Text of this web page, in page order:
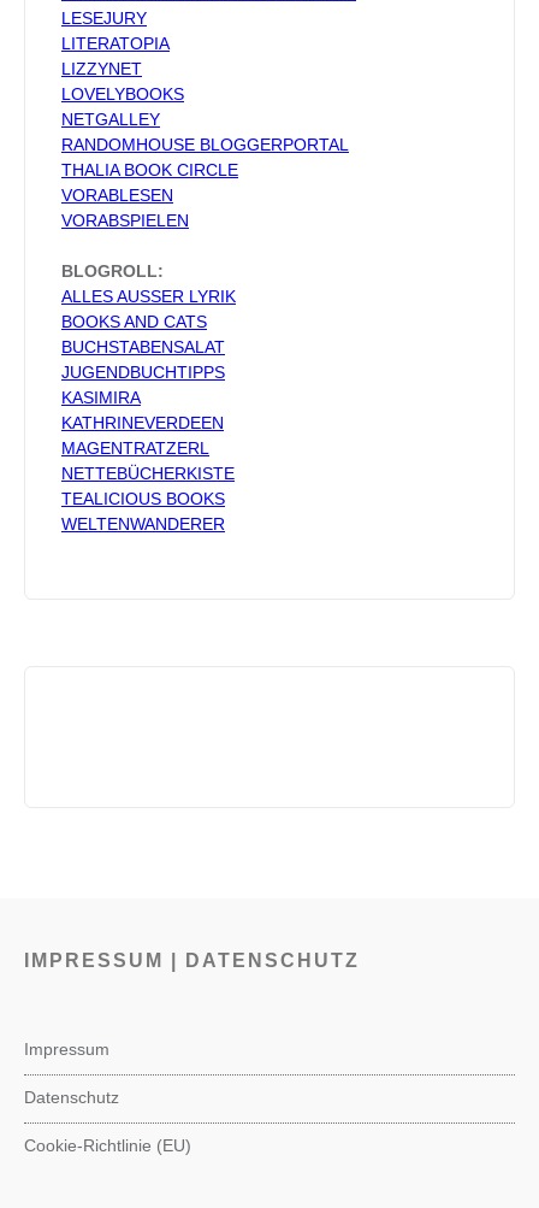
LESEJURY
LITERATOPIA
LIZZYNET
LOVELYBOOKS
NETGALLEY
RANDOMHOUSE BLOGGERPORTAL
THALIA BOOK CIRCLE
VORABLESEN
VORABSPIELEN
BLOGROLL:
ALLES AUSSER LYRIK
BOOKS AND CATS
BUCHSTABENSALAT
JUGENDBUCHTIPPS
KASIMIRA
KATHRINEVERDEEN
MAGENTRATZERL
NETTEBÜCHERKISTE
TEALICIOUS BOOKS
WELTENWANDERER
IMPRESSUM | DATENSCHUTZ
Impressum
Datenschutz
Cookie-Richtlinie (EU)